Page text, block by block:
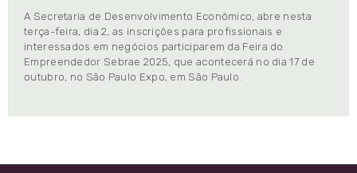
A Secretaria de Desenvolvimento Econômico, abre nesta
terça-feira, dia 2, as inscrições para profissionais e
interessados em negócios participarem da Feira do
Empreendedor Sebrae 2025, que acontecerá no dia 17 de
outubro, no São Paulo Expo, em São Paulo.